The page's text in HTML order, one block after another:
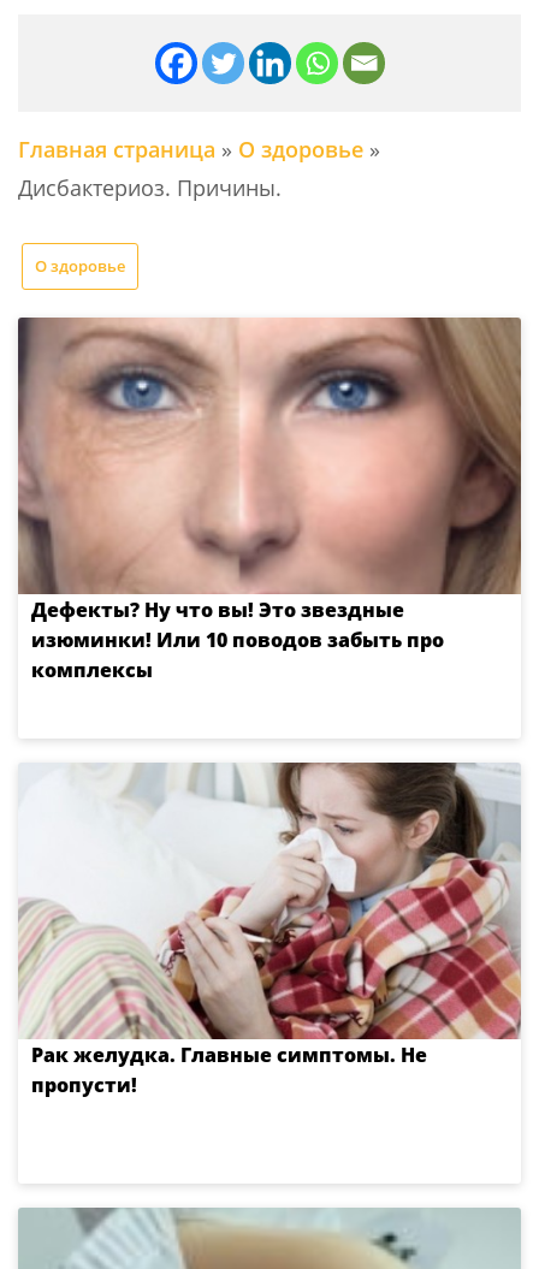
Главная страница » О здоровье »
Дисбактериоз. Причины.
О здоровье
Дефекты? Ну что вы! Это звездные
изюминки! Или 10 поводов забыть про
комплексы
Рак желудка. Главные симптомы. Не
пропусти!